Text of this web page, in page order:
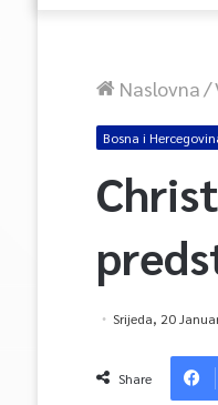
Naslovna/
Bosna i
Srijeda, 20
Share